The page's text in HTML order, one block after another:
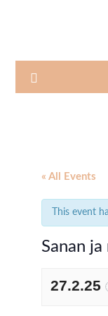
« All Events
This event
Sanan
27.2.25